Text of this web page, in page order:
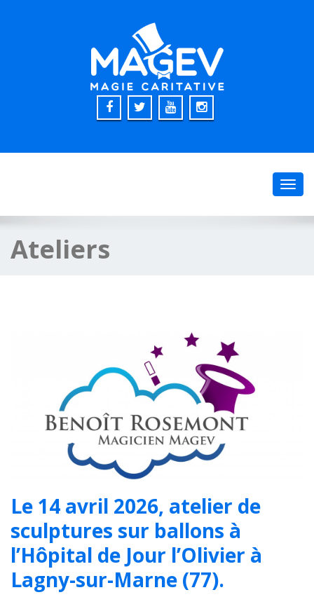
Ateliers
Le 14 avril 2026, atelier de
sculptures sur ballons à
l’Hôpital de Jour l’Olivier à
Lagny-sur-Marne (77).